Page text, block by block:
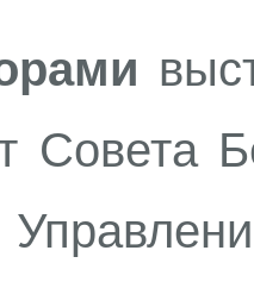
Совета